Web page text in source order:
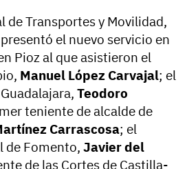
de Transportes y Movilidad,
el nuevo servicio en
Pioz al que asistieron el
Manuel López Carvajal; el
Teodoro
teniente de alcalde de
Carrascosa; el
de Fomento, Javier del
de las Cortes de Castilla-